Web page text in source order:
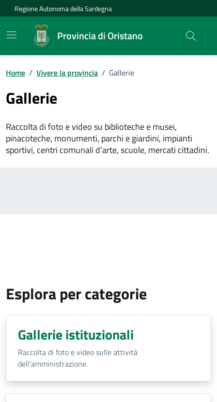
Vai ai contenuti
Vai al Footer
Regione Autonoma della Sardegna
Provincia di Oristano
Home / Vivere la provincia / Gallerie
Gallerie
Raccolta di foto e video su biblioteche e musei,
pinacoteche, monumenti, parchi e giardini, impianti
sportivi, centri comunali d’arte, scuole, mercati cittadini.
Esplora per categorie
Gallerie istituzionali
Raccolta di foto e video sulle attività
dell'amministrazione.